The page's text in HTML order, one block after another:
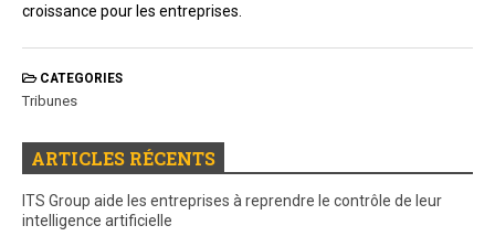
croissance pour les entreprises.
CATEGORIES
Tribunes
ARTICLES RÉCENTS
ITS Group aide les entreprises à reprendre le contrôle de leur
intelligence artificielle